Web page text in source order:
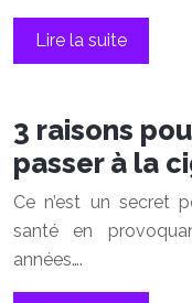
Lire la suite
3 raisons
passer à la
Ce n’est un secret
santé en
années….